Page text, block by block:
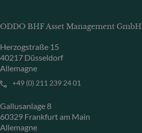
ODDO BHF Asset Management GmbH
Herzogstraße 15
40217 Düsseldorf
Allemagne
+49 (0) 211 239 24 01
Gallusanlage 8
60329 Frankfurt am Main
Allemagne